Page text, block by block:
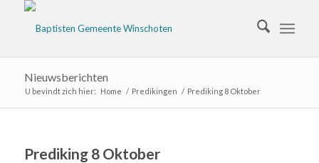
Nieuwsberichten
U bevindt zich hier: Home / Predikingen / Prediking 8 Oktober
Prediking 8 Oktober